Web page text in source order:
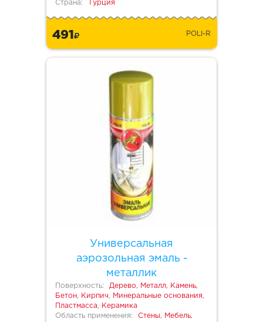
Страна: Турция
491 POLI-R
Универсальная
аэрозольная эмаль -
металлик
Поверхность:
Дерево, Металл, Камень,
Бетон, Кирпич, Минеральные основания,
Пластмасса, Керамика
Область применения:
Стены, Мебель,